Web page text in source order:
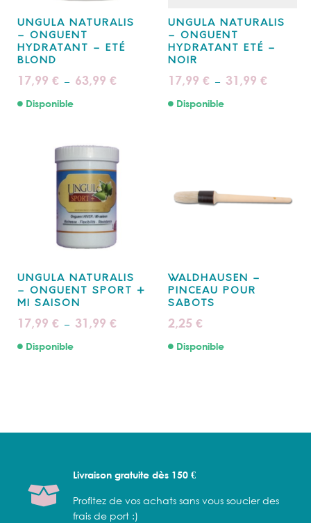
UNGULA NATURALIS
– ONGUENT
HYDRATANT – ETÉ
BLOND
17,99 € – 63,99 €Plage
de
Disponible
UNGULA NATURALIS
– ONGUENT
HYDRATANT ETÉ –
NOIR
17,99 € – 31,99 €Plage
de
Disponible
UNGULA NATURALIS
– ONGUENT SPORT +
MI SAISON
17,99 € – 31,99 €Plage
de
Disponible
WALDHAUSEN –
PINCEAU POUR
SABOTS
2,25 €
Disponible
Livraison gratuite dès 150 €
Profitez de vos achats sans vous soucier des
frais de port :)